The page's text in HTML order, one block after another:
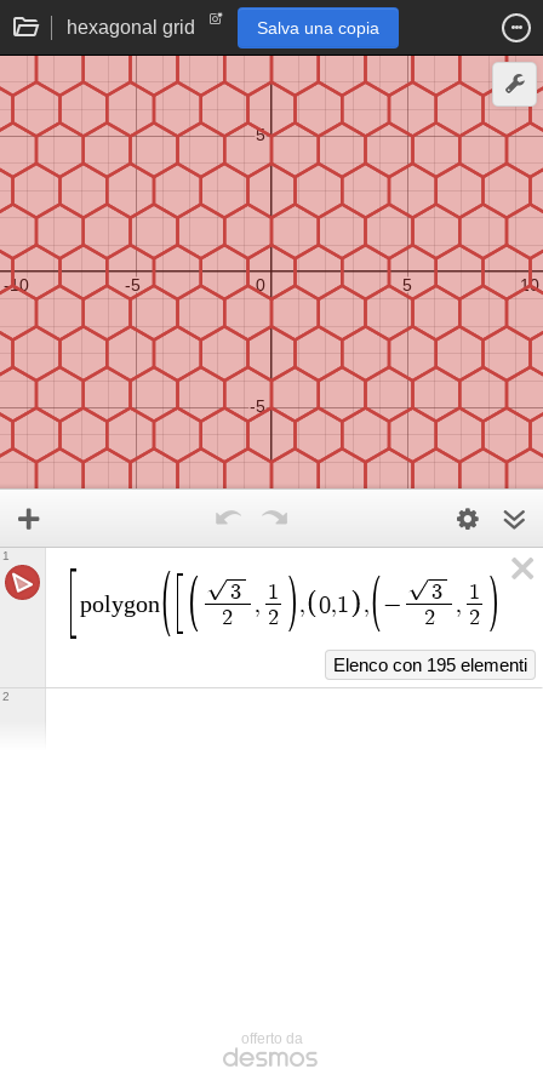
hexagonal grid Salva una copia
polygon
3
2
, 1
2
, 0,1 , −
3
2
, 1
2
Elenco con 195 elementi
1
2
offerto da